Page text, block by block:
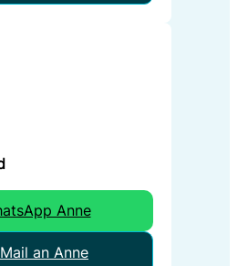
Anne
an Anne